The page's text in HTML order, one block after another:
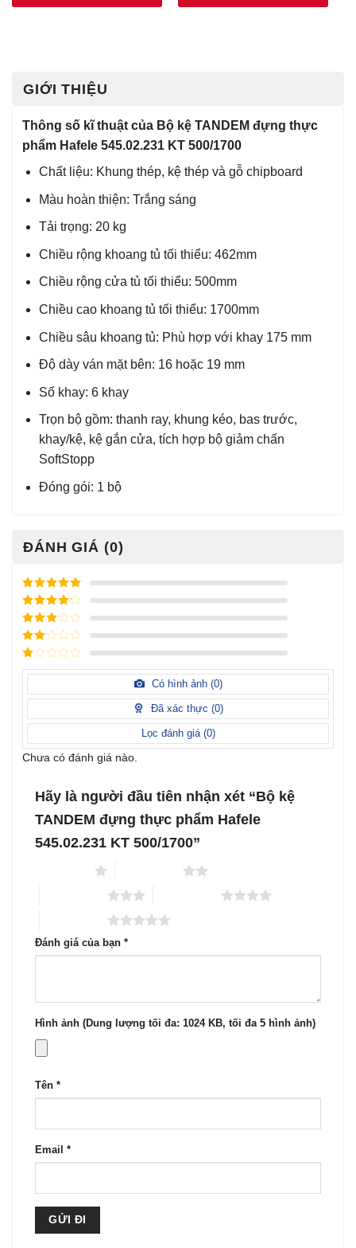
GIỚI THIỆU
Thông số kĩ thuật của Bộ kệ TANDEM đựng thực
phẩm Hafele 545.02.231 KT 500/1700
Chất liệu: Khung thép, kệ thép và gỗ chipboard
Màu hoàn thiện: Trắng sáng
Tải trọng: 20 kg
Chiều rộng khoang tủ tối thiểu: 462mm
Chiều rộng cửa tủ tối thiểu: 500mm
Chiều cao khoang tủ tối thiểu: 1700mm
Chiều sâu khoang tủ: Phù hợp với khay 175 mm
Độ dày ván mặt bên: 16 hoặc 19 mm
Số khay: 6 khay
Trọn bộ gồm: thanh ray, khung kéo, bas trước,
khay/kệ, kệ gắn cửa, tích hợp bộ giảm chấn
SoftStopp
Đóng gói: 1 bộ
ĐÁNH GIÁ (0)
Được xếp
hạng
5
sao
Được xếp
hạng
sao
Được
xếp
hạng3
5 sao
Được
hạng
sao
Được
1
sao
Có hình ảnh (0)
Đã xác thực (0)
Lọc đánh giá (0)
Chưa có đánh giá nào.
Hãy là người đầu tiên nhận xét “Bộ kệ
TANDEM đựng thực phẩm Hafele
545.02.231 KT 500/1700”
Đánh giá của bạn *
Hình ảnh (Dung lượng tối đa: 1024 KB, tối đa 5 hình ảnh)
Tên *
Email *